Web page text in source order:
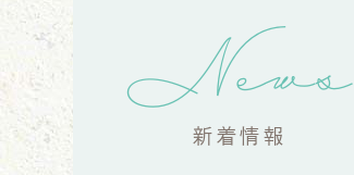
News
新着情報